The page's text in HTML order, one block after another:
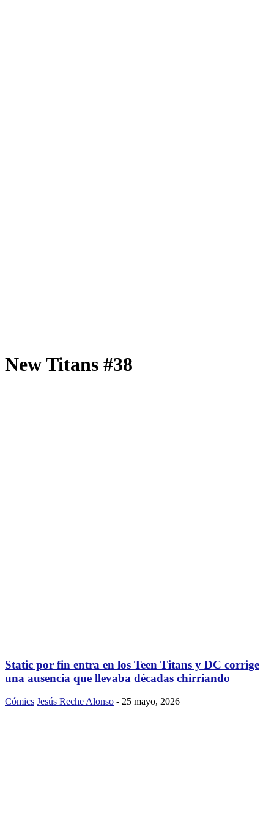
New Titans #38
Static por fin entra en los Teen Titans y DC corrige
una ausencia que llevaba décadas chirriando
Cómics Jesús Reche Alonso - 25 mayo, 2026